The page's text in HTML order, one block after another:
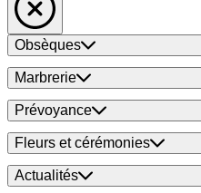
Obsèques
Marbrerie
Prévoyance
Fleurs et cérémonies
Actualités